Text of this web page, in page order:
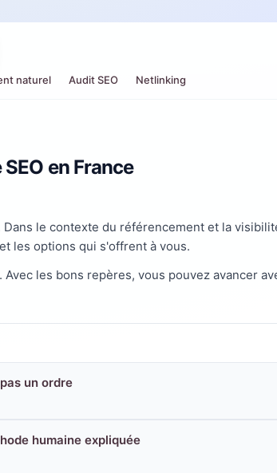
naturel Audit SEO Netlinking
en France
Dans le contexte du référencement et la
les options qui s'offrent à vous.
les bons repères, vous pouvez avancer
un ordre
humaine expliquée